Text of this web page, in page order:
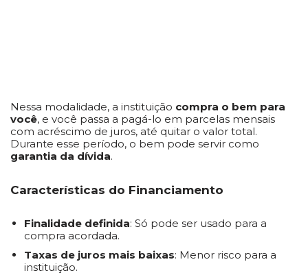
Nessa modalidade, a instituição compra o bem para
você, e você passa a pagá-lo em parcelas mensais
com acréscimo de juros, até quitar o valor total.
Durante esse período, o bem pode servir como
garantia da dívida.
Características do Financiamento
Finalidade definida: Só pode ser usado para a
compra acordada.
Taxas de juros mais baixas: Menor risco para a
instituição.